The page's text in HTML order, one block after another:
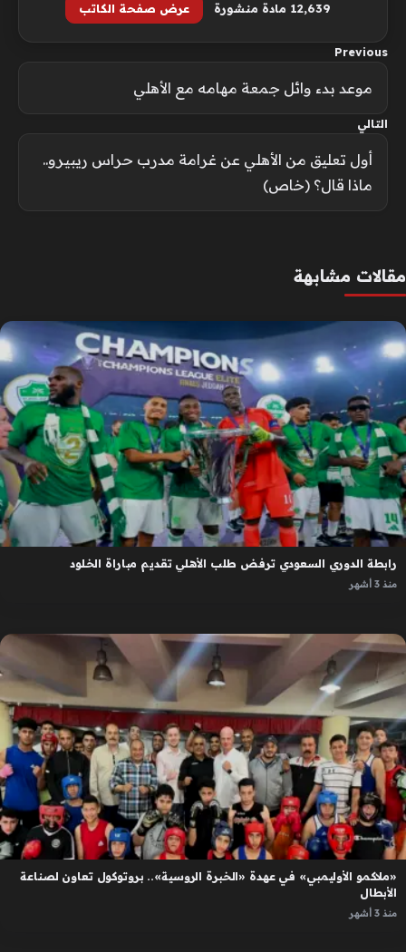
12٬639 مادة منشورة عرض صفحة الكاتب
Previous
موعد بدء وائل جمعة مهامه مع الأهلي
التالي
أول تعليق من الأهلي عن غرامة مدرب حراس ريبيرو..
ماذا قال؟ (خاص)
مقالات مشابهة
رابطة الدوري السعودي ترفض طلب الأهلي تقديم مباراة الخلود
منذ 3 أشهر
«ملاكمو الأوليمبي» في عهدة «الخبرة الروسية».. بروتوكول تعاون لصناعة
الأبطال
منذ 3 أشهر